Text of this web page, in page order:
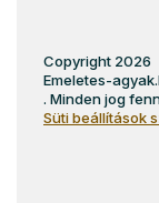
Copyright 2026
Emeletes-
. Minden jog
Süti beállítások